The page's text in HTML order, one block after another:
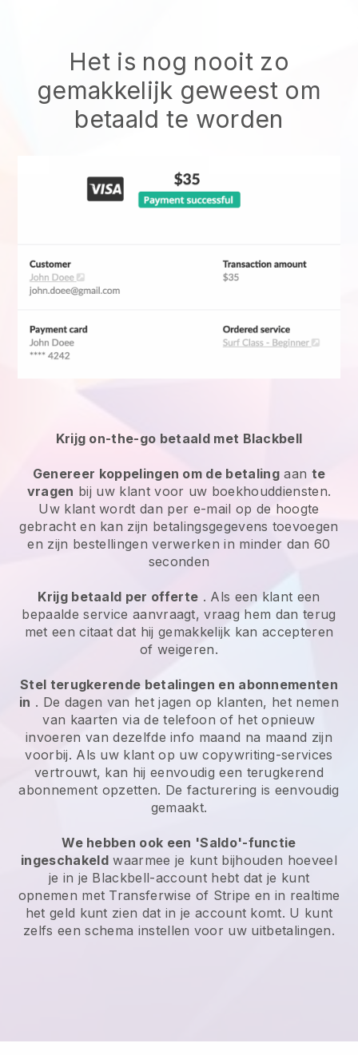
Het is nog nooit zo
gemakkelijk geweest om
betaald te worden
Krijg on-the-go betaald met Blackbell
Genereer koppelingen om de betalingaan te
vragen bij uw klant voor uw boekhouddiensten.
Uw klant wordt dan per e-mail op de hoogte
gebracht en kan zijn betalingsgegevens toevoegen
en zijn bestellingen verwerken in minder dan 60
seconden
Krijg betaald per offerte . Als een klant een
bepaalde service aanvraagt, vraag hem dan terug
met een citaat dat hij gemakkelijk kan accepteren
of weigeren.
Stel terugkerende betalingen en abonnementen
in . De dagen van het jagen op klanten, het nemen
van kaarten via de telefoon of het opnieuw
invoeren van dezelfde info maand na maand zijn
voorbij. Als uw klant op uw copywriting-services
vertrouwt, kan hij eenvoudig een terugkerend
abonnement opzetten. De facturering is eenvoudig
gemaakt.
We hebben ook een 'Saldo'-functie
ingeschakeldwaarmee je kunt bijhouden hoeveel
je in je Blackbell-account hebt dat je kunt
opnemen met Transferwise of Stripe en in realtime
het geld kunt zien dat in je account komt. U kunt
zelfs een schema instellen voor uw uitbetalingen.